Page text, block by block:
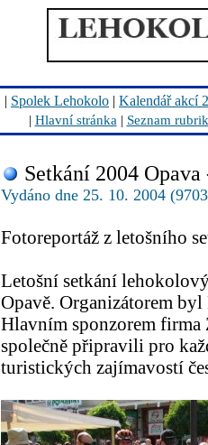
| Spolek Lehokolo | Kalendář akcí
| Hlavní stránka | Seznam rubrik
Setkání 2004 Opava
Vydáno dne 25. 10. 2004
Fotoreportáž z letošního
Letošní setkání
Opavě. Organizátorem
Hlavním sponzorem
společně připravili pro
turistických zajímavostí